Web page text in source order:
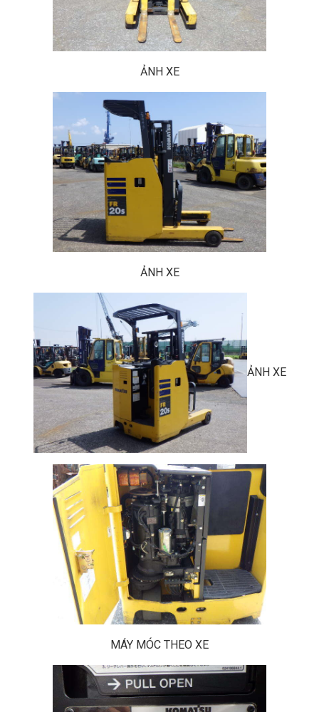
ẢNH XE
ẢNH XE
ẢNH XE
MÁY MÓC THEO XE